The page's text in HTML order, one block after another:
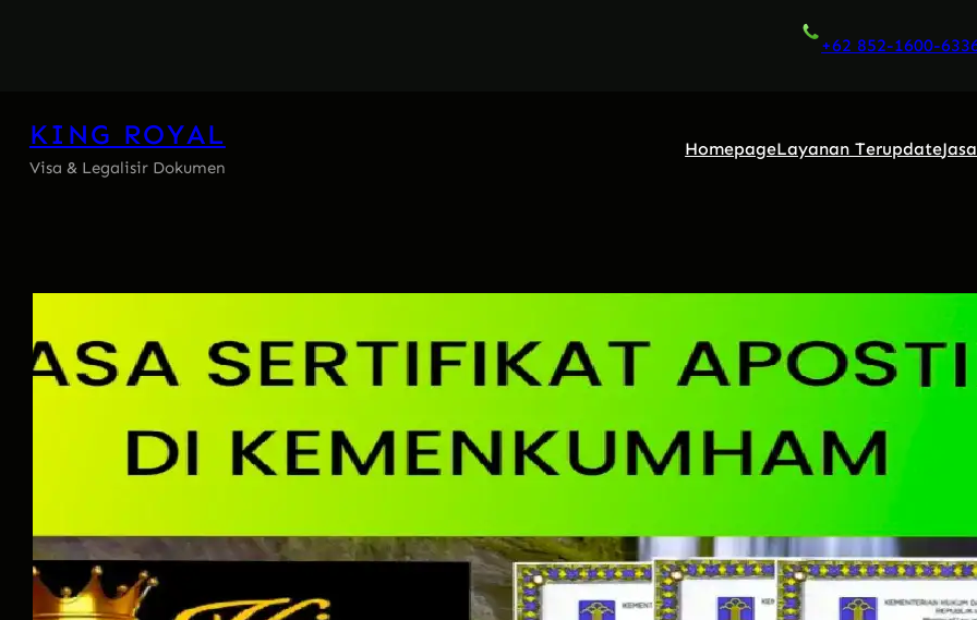
+62 852-1600-
KING ROYAL
Visa & Legalisir Dokumen
HomepageLayanan Terupdate